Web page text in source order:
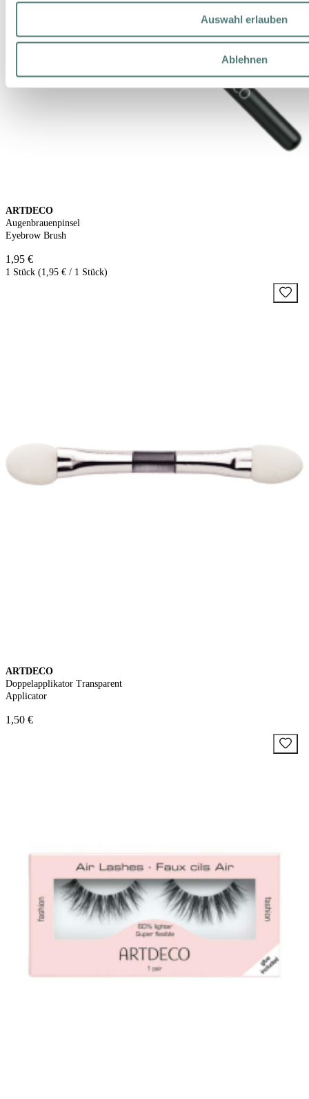
Auswahl erlauben
Ablehnen
ARTDECO
Augenbrauenpinsel
Eyebrow Brush
1,95 €
1 Stück (1,95 € / 1 Stück)
ARTDECO
Doppelapplikator Transparent
Applicator
1,50 €